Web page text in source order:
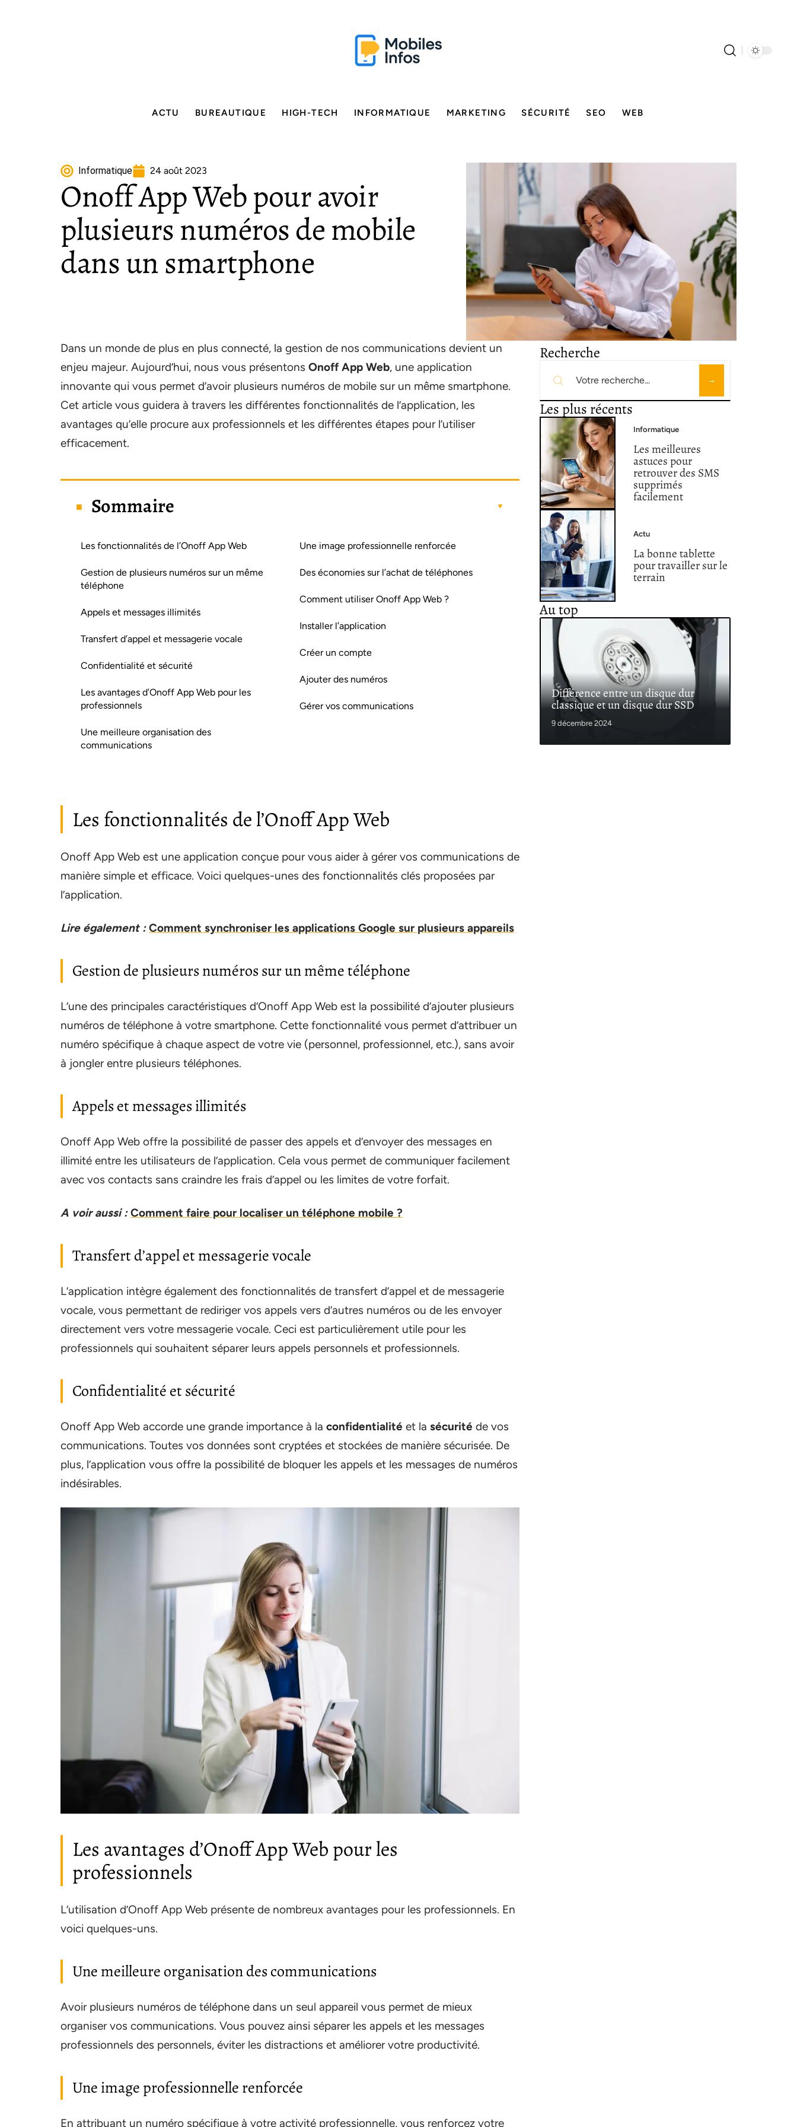
ACTU BUREAUTIQUE HIGH-TECH INFORMATIQUE MARKETING SÉCURITÉ SEO WEB
Informatique 24 août 2023
Onoff App Web pour avoir
plusieurs numéros de mobile
dans un smartphone
Dans un monde de plus en plus connecté, la gestion de nos communications devient un
enjeu majeur. Aujourd’hui, nous vous présentons Onoff App Web, une application
innovante qui vous permet d’avoir plusieurs numéros de mobile sur un même smartphone.
Cet article vous guidera à travers les différentes fonctionnalités de l’application, les
avantages qu’elle procure aux professionnels et les différentes étapes pour l’utiliser
efficacement.
Sommaire
Les fonctionnalités de l’Onoff App Web
Gestion de plusieurs numéros sur un même
téléphone
Appels et messages illimités
Transfert d’appel et messagerie vocale
Confidentialité et sécurité
Les avantages d’Onoff App Web pour les
professionnels
Une meilleure organisation des
communications
Une image professionnelle renforcée
Des économies sur l’achat de téléphones
Comment utiliser Onoff App Web ?
Installer l’application
Créer un compte
Ajouter des numéros
Gérer vos communications
Les fonctionnalités de l’Onoff App Web
Onoff App Web est une application conçue pour vous aider à gérer vos communications de
manière simple et efficace. Voici quelques-unes des fonctionnalités clés proposées par
l’application.
Lire également : Comment synchroniser les applications Google sur plusieurs appareils
Gestion de plusieurs numéros sur un même téléphone
L’une des principales caractéristiques d’Onoff App Web est la possibilité d’ajouter plusieurs
numéros de téléphone à votre smartphone. Cette fonctionnalité vous permet d’attribuer un
numéro spécifique à chaque aspect de votre vie (personnel, professionnel, etc.), sans avoir
à jongler entre plusieurs téléphones.
Appels et messages illimités
Onoff App Web offre la possibilité de passer des appels et d’envoyer des messages en
illimité entre les utilisateurs de l’application. Cela vous permet de communiquer facilement
avec vos contacts sans craindre les frais d’appel ou les limites de votre forfait.
A voir aussi : Comment faire pour localiser un téléphone mobile ?
Transfert d’appel et messagerie vocale
L’application intègre également des fonctionnalités de transfert d’appel et de messagerie
vocale, vous permettant de rediriger vos appels vers d’autres numéros ou de les envoyer
directement vers votre messagerie vocale. Ceci est particulièrement utile pour les
professionnels qui souhaitent séparer leurs appels personnels et professionnels.
Confidentialité et sécurité
Onoff App Web accorde une grande importance à la confidentialité et la sécurité de vos
communications. Toutes vos données sont cryptées et stockées de manière sécurisée. De
plus, l’application vous offre la possibilité de bloquer les appels et les messages de numéros
indésirables.
Les avantages d’Onoff App Web pour les
professionnels
L’utilisation d’Onoff App Web présente de nombreux avantages pour les professionnels. En
voici quelques-uns.
Une meilleure organisation des communications
Avoir plusieurs numéros de téléphone dans un seul appareil vous permet de mieux
organiser vos communications. Vous pouvez ainsi séparer les appels et les messages
professionnels des personnels, éviter les distractions et améliorer votre productivité.
Une image professionnelle renforcée
En attribuant un numéro spécifique à votre activité professionnelle, vous renforcez votre
Recherche
Les plus récents
Informatique
Les meilleures
astuces pour
retrouver des SMS
supprimés
facilement
Actu
La bonne tablette
pour travailler sur le
terrain
Au top
Différence entre un disque dur
classique et un disque dur SSD
9 décembre 2024